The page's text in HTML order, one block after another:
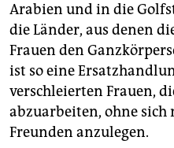
Arabien und in die
die Länder, aus denen
Frauen den
ist so eine
verschleierten Frauen,
abzuarbeiten, ohne sich
Freunden anzulegen.